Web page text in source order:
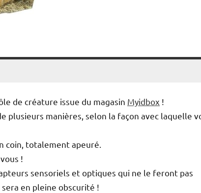
de créature issue du magasin Myidbox !
plusieurs manières, selon la façon avec laquelle
coin, totalement apeuré.
!
sensoriels et optiques qui ne le feront pas
en pleine obscurité !